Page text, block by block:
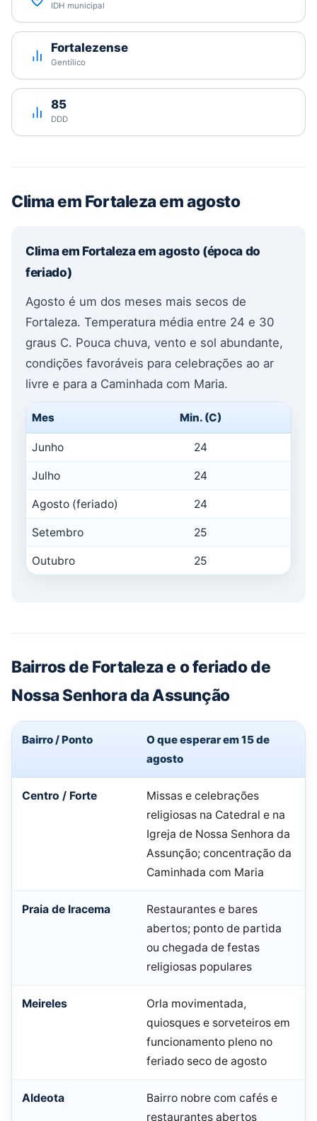
IDH municipal
Fortalezense
Gentílico
85
DDD
Clima em Fortaleza em agosto
Clima em Fortaleza em agosto (época do
feriado)
Agosto é um dos meses mais secos de
Fortaleza. Temperatura média entre 24 e 30
graus C. Pouca chuva, vento e sol abundante,
condições favoráveis para celebrações ao ar
livre e para a Caminhada com Maria.
Mes Min. (C)
Junho 24
Julho 24
Agosto (feriado) 24
Setembro 25
Outubro 25
Bairros de Fortaleza e o feriado de
Nossa Senhora da Assunção
Bairro / Ponto
O que esperar em 15 de
agosto
Centro / Forte
Missas e celebrações
religiosas na Catedral e na
Igreja de Nossa Senhora da
Assunção; concentração da
Caminhada com Maria
Praia de Iracema
Restaurantes e bares
abertos; ponto de partida
ou chegada de festas
religiosas populares
Meireles
Orla movimentada,
quiosques e sorveteiros em
funcionamento pleno no
feriado seco de agosto
Aldeota
Bairro nobre com cafés e
restaurantes abertos